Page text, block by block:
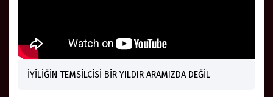
İYİLİĞİN TEMSİLCİSİ BİR YILDIR ARAMIZDA DEĞİL